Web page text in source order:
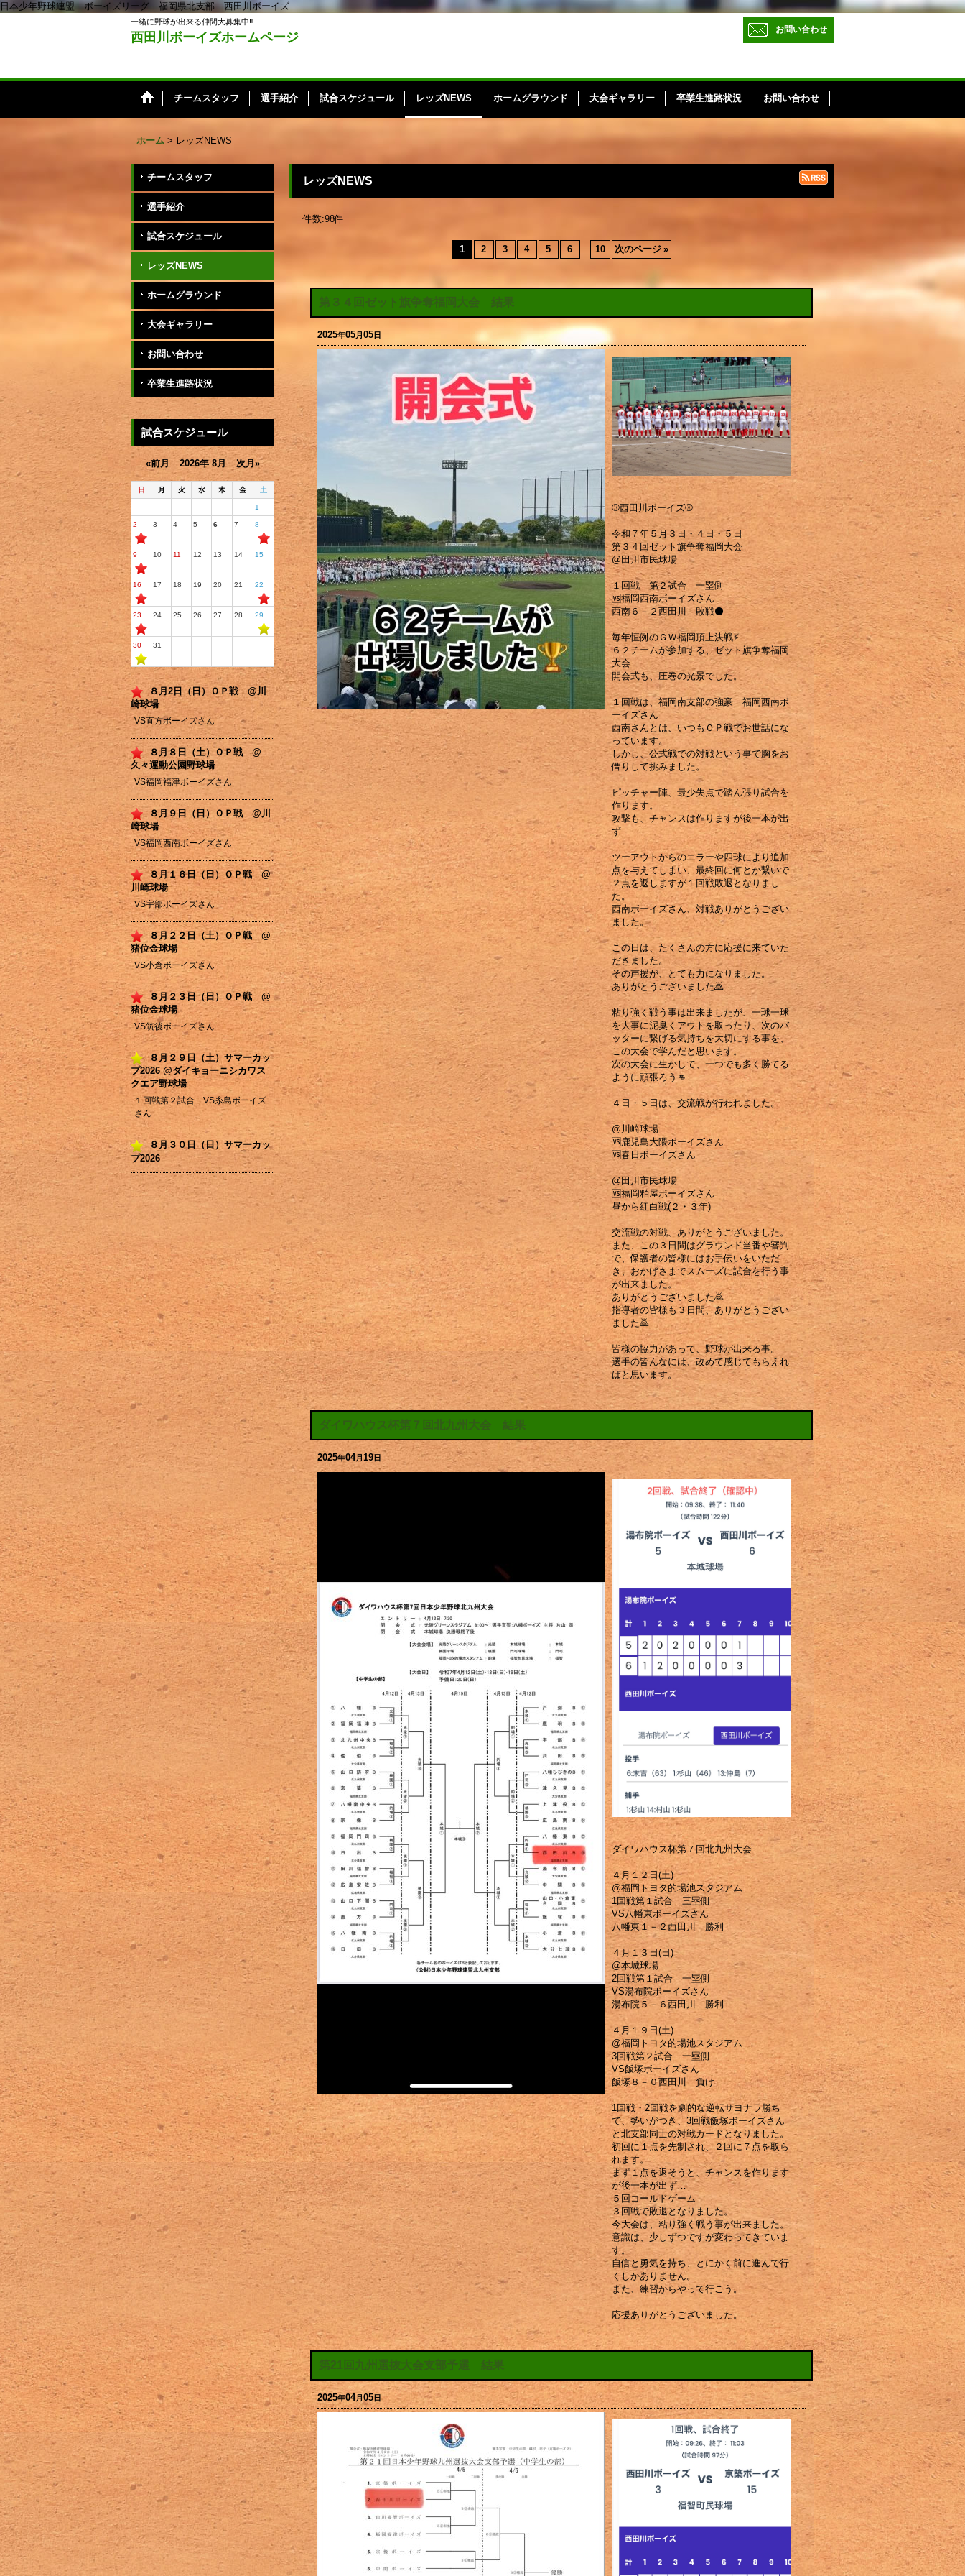
日本少年野球連盟 ボーイズリーグ 福岡県北支部 西田川ボーイズ
一緒に野球が出来る仲間大募集中‼️
西田川ボーイズホームページ
お問い合わせ
チームスタッフ 選手紹介 試合スケジュール レッズNEWS ホームグラウンド 大会ギャラリー 卒業生進路状況 お問い合わせ
ホーム > レッズNEWS
チームスタッフ
選手紹介
試合スケジュール
レッズNEWS
ホームグラウンド
大会ギャラリー
お問い合わせ
卒業生進路状況
試合スケジュール
«前月 2026年 8月 次月»
日 月 火 水 木 金 土
1
2 3 4 5 6 7 8
9 10 11 12 13 14 15
16 17 18 19 20 21 22
23 24 25 26 27 28 29
30 31
８月2日（日）ＯＰ戦 @川
崎球場
VS直方ボーイズさん
８月８日（土）ＯＰ戦 @
久々運動公園野球場
VS福岡福津ボーイズさん
８月９日（日）ＯＰ戦 @川
崎球場
VS福岡西南ボーイズさん
８月１６日（日）ＯＰ戦 @
川崎球場
VS宇部ボーイズさん
８月２２日（土）ＯＰ戦 @
猪位金球場
VS小倉ボーイズさん
８月２３日（日）ＯＰ戦 @
猪位金球場
VS筑後ボーイズさん
８月２９日（土）サマーカッ
プ2026 @ダイキョーニシカワス
クエア野球場
１回戦第２試合 VS糸島ボーイズ
さん
８月３０日（日）サマーカッ
プ2026
レッズNEWS
件数:98件
1 2 3 4 5 6 ... 10 次のページ »
第３４回ゼット旗争奪福岡大会 結果
2025年05月05日
⚾️西田川ボーイズ⚾️
令和７年５月３日・４日・５日
第３４回ゼット旗争奪福岡大会
@田川市民球場
１回戦 第２試合 一塁側
🆚福岡西南ボーイズさん
西南６－２西田川 敗戦⚫️
毎年恒例のＧＷ福岡頂上決戦⚡️
６２チームが参加する、ゼット旗争奪福岡
大会
開会式も、圧巻の光景でした。
１回戦は、福岡南支部の強豪 福岡西南ボ
ーイズさん
西南さんとは、いつもＯＰ戦でお世話にな
っています。
しかし、公式戦での対戦という事で胸をお
借りして挑みました。
ピッチャー陣、最少失点で踏ん張り試合を
作ります。
攻撃も、チャンスは作りますが後一本が出
ず…
ツーアウトからのエラーや四球により追加
点を与えてしまい、最終回に何とか繋いで
２点を返しますが１回戦敗退となりまし
た。
西南ボーイズさん、対戦ありがとうござい
ました。
この日は、たくさんの方に応援に来ていた
だきました。
その声援が、とても力になりました。
ありがとうございました🙇
粘り強く戦う事は出来ましたが、一球一球
を大事に泥臭くアウトを取ったり、次のバ
ッターに繋げる気持ちを大切にする事を、
この大会で学んだと思います。
次の大会に生かして、一つでも多く勝てる
ように頑張ろう👊
４日・５日は、交流戦が行われました。
@川崎球場
🆚鹿児島大隈ボーイズさん
🆚春日ボーイズさん
@田川市民球場
🆚福岡粕屋ボーイズさん
昼から紅白戦(２・３年)
交流戦の対戦、ありがとうございました。
また、この３日間はグラウンド当番や審判
で、保護者の皆様にはお手伝いをいただ
き、おかげさまでスムーズに試合を行う事
が出来ました。
ありがとうございました🙇
指導者の皆様も３日間、ありがとうござい
ました🙇
皆様の協力があって、野球が出来る事。
選手の皆んなには、改めて感じてもらえれ
ばと思います。
ダイワハウス杯第７回北九州大会 結果
2025年04月 19 日
ダイワハウス杯第７回北九州大会
４月１２日(土)
@福岡トヨタ的場池スタジアム
1回戦第１試合 三塁側
VS八幡東ボーイズさん
八幡東１－２西田川 勝利
４月１３日(日)
@本城球場
2回戦第１試合 一塁側
VS湯布院ボーイズさん
湯布院５－６西田川 勝利
４月１９日(土)
@福岡トヨタ的場池スタジアム
3回戦第２試合 一塁側
VS飯塚ボーイズさん
飯塚８－０西田川 負け
1回戦・2回戦を劇的な逆転サヨナラ勝ち
で、勢いがつき、3回戦飯塚ボーイズさん
と北支部同士の対戦カードとなりました。
初回に１点を先制され、２回に７点を取ら
れます。
まず１点を返そうと、チャンスを作ります
が後一本が出ず…
５回コールドゲーム
３回戦で敗退となりました。
今大会は、粘り強く戦う事が出来ました。
意識は、少しずつですが変わってきていま
す。
自信と勇気を持ち、とにかく前に進んで行
くしかありません。
また、練習からやって行こう。
応援ありがとうございました。
第21回九州選抜大会支部予選 結果
2025年04月05 日